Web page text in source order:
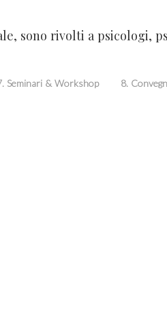
sono rivolti a psicologi,
Seminari & Workshop 8.